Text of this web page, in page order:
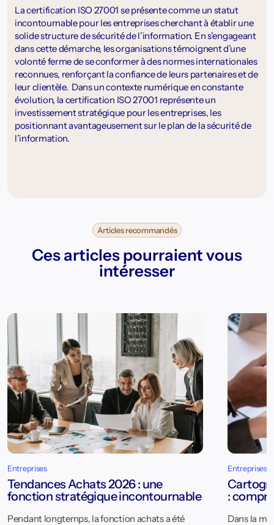
La certification ISO 27001 se présente comme un statut
incontournable pour les entreprises cherchant à établir une
solide structure de sécurité de l’information. En s’engageant
dans cette démarche, les organisations témoignent d’une
volonté ferme de se conformer à des normes internationales
reconnues, renforçant la confiance de leurs partenaires et de
leur clientèle. Dans un contexte numérique en constante
évolution, la certification ISO 27001 représente un
investissement stratégique pour les entreprises, les
positionnant avantageusement sur le plan de la sécurité de
l’information.
Articles recommandés
Ces articles pourraient vous
intéresser
Entreprises
Tendances Achats 2026 : une
fonction stratégique incontournable
Pendant longtemps, la fonction achats a été
Entreprises
:
Dans la